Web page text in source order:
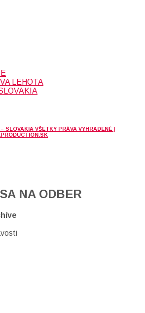
LEHOTA
SLOVAKIA VŠETKY PRÁVA VYHRADENÉ |
NA ODBER